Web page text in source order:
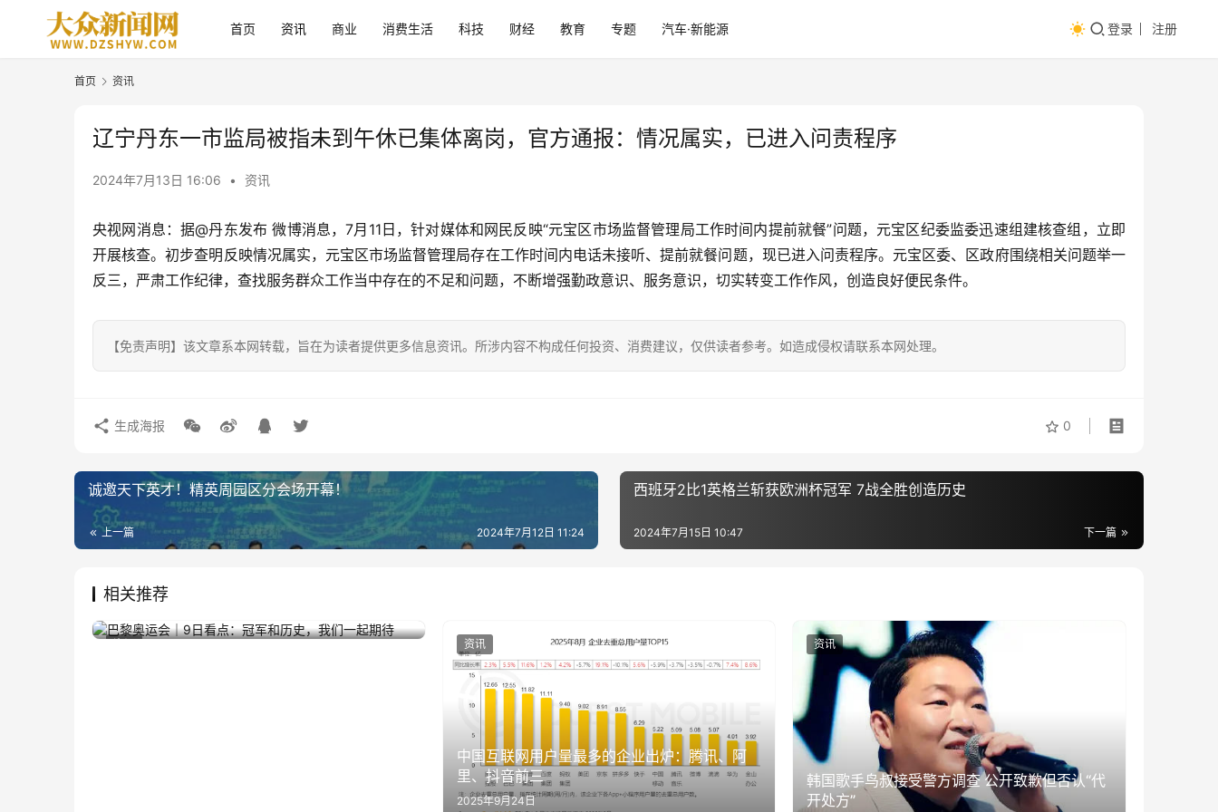
首页 资讯 商业 消费生活 科技 财经 教育 专题 汽车·新能源 登录 注册
首页 资讯
辽宁丹东一市监局被指未到午休已集体离岗，官方通报：情况属实，已进入问责程序
2024年7月13日 16:06 • 资讯
央视网消息：据@丹东发布 微博消息，7月11日，针对媒体和网民反映“元宝区市场监督管理局工作时间内提前就餐”问题，元宝区纪委监委迅速组建核查组，立即
开展核查。初步查明反映情况属实，元宝区市场监督管理局存在工作时间内电话未接听、提前就餐问题，现已进入问责程序。元宝区委、区政府围绕相关问题举一
反三，严肃工作纪律，查找服务群众工作当中存在的不足和问题，不断增强勤政意识、服务意识，切实转变工作作风，创造良好便民条件。
【免责声明】该文章系本网转载，旨在为读者提供更多信息资讯。所涉内容不构成任何投资、消费建议，仅供读者参考。如造成侵权请联系本网处理。
0
生成海报
诚邀天下英才！精英周园区分会场开幕！
上一篇 2024年7月12日 11:24
西班牙2比1英格兰斩获欧洲杯冠军 7战全胜创造历史
下一篇
2024年7月15日 10:47
相关推荐
巴黎奥运会｜9日看点：冠军和历史，我们一起
2024年8月9日
中国互联网用户量最多的企业出炉：腾讯、阿
里、抖音前三
2025年9月24日
资讯
韩国歌手鸟叔接受警方调查 公开致歉但否认“代
开处方”
资讯